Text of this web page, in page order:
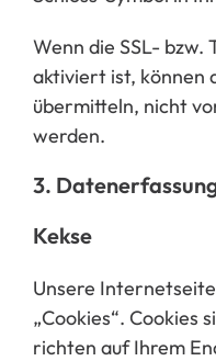
Wenn die SSL- bzw.
aktiviert ist, können
übermitteln, nicht
werden.
3.
Kekse
Unsere
„Cookies“. Cookies
richten auf Ihrem